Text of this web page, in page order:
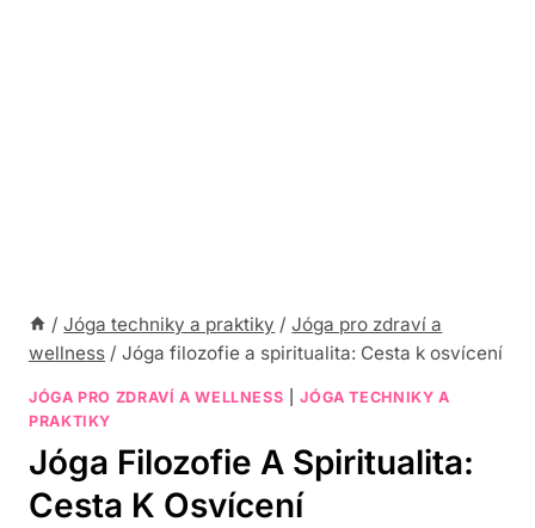
/ Jóga techniky a praktiky / Jóga pro zdraví a
wellness / Jóga filozofie a spiritualita: Cesta k osvícení
JÓGA PRO ZDRAVÍ A WELLNESS |JÓGA TECHNIKY A
PRAKTIKY
Jóga Filozofie A Spiritualita:
Cesta K Osvícení